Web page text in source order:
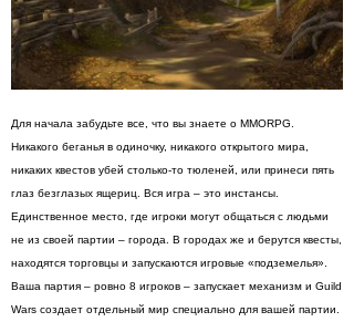
Для начала забудьте все, что вы знаете о MMORPG.
Никакого беганья в одиночку, никакого открытого мира,
никаких квестов убей столько-то тюленей, или принеси пять
глаз безглазых ящериц. Вся игра – это инстансы.
Единственное место, где игроки могут общаться с людьми
не из своей партии – города. В городах же и берутся квесты,
находятся торговцы и запускаются игровые «подземелья».
Ваша партия – ровно 8 игроков – запускает механизм и Guild
Wars создает отдельный мир специально для вашей партии.